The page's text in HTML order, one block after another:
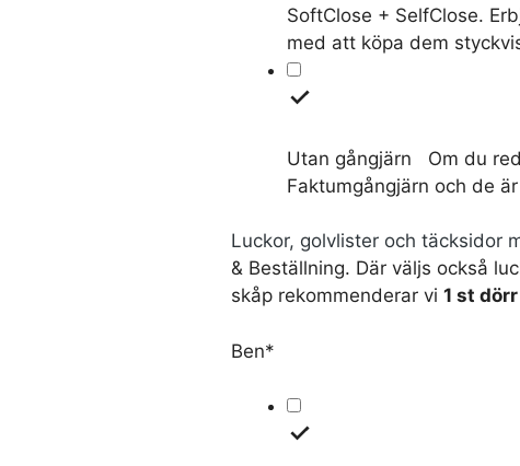
SoftClose + SelfClose.
med att köpa dem
Utan gångjärn
Om du
Faktumgångjärn och de
Luckor, golvlister och täcksidor
& Beställning. Där väljs också
skåp rekommenderar vi1 st
Ben*